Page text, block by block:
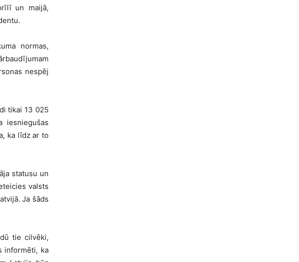
un maijā,
normas,
nespēj
tikai 13 025
iesniegušas
ka līdz ar to
statusu un
valsts
Ja šāds
tie cilvēki,
informēti, ka